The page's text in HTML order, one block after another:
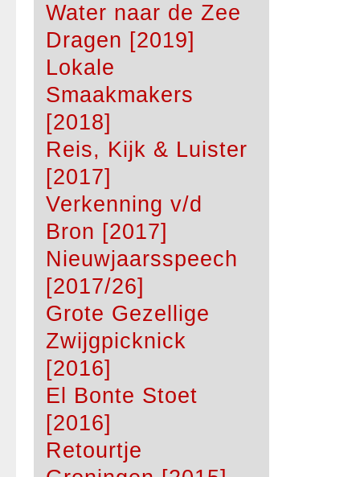
Water naar de Zee
Dragen [2019]
Lokale
Smaakmakers
[2018]
Reis, Kijk & Luister
[2017]
Verkenning v/d
Bron [2017]
Nieuwjaarsspeech
[2017/26]
Grote Gezellige
Zwijgpicknick
[2016]
El Bonte Stoet
[2016]
Retourtje